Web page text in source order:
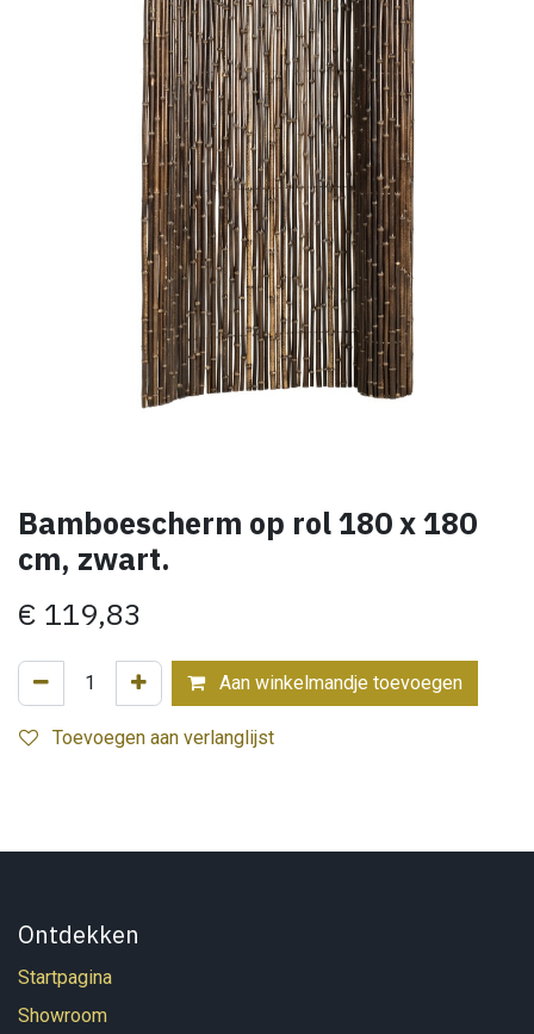
Bamboescherm op rol 180 x 180
cm, zwart.
€ 119,83
Aan winkelmandje toevoegen
Toevoegen aan verlanglijst
Ontdekken
Startpagina
Showroom